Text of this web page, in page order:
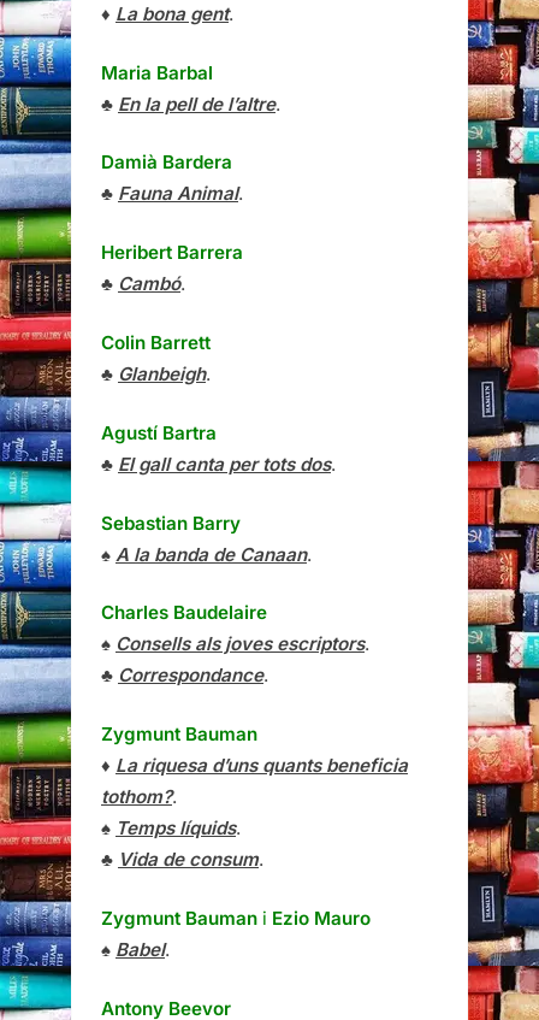
♦ La bona gent.
Maria Barbal
♣ En la pell de l’altre.
Damià Bardera
♣ Fauna Animal.
Heribert Barrera
♣ Cambó.
Colin Barrett
♣ Glanbeigh.
Agustí Bartra
♣ El gall canta per tots dos.
Sebastian Barry
♠ A la banda de Canaan.
Charles Baudelaire
♠ Consells als joves escriptors.
♣ Correspondance.
Zygmunt Bauman
♦ La riquesa d’uns quants beneficia
tothom?.
♠ Temps líquids.
♣ Vida de consum.
Zygmunt Bauman i Ezio Mauro
♠ Babel.
Antony Beevor